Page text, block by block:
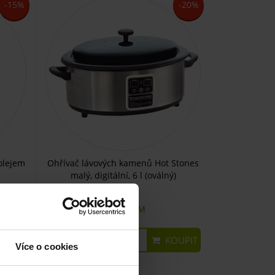
Více o cookies
-15% -20%
Ohřívač lávových kamenů Hot Stones
malý, digitální, 6 l (oválný)
SKLADEM
2890 Kč
2312 Kč KOUPIT